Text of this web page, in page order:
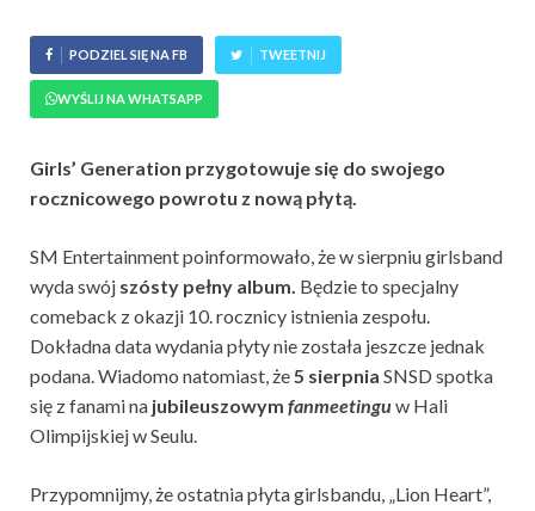
PODZIEL SIĘ NA FB TWEETNIJ
WYŚLIJ NA WHATSAPP
Girls’ Generation przygotowuje się do swojego
rocznicowego powrotu z nową płytą.
SM Entertainment poinformowało, że w sierpniu girlsband
wyda swój szósty pełny album. Będzie to specjalny
comeback z okazji 10. rocznicy istnienia zespołu.
Dokładna data wydania płyty nie została jeszcze jednak
podana. Wiadomo natomiast, że5 sierpnia SNSD spotka
się z fanami na jubileuszowym fanmeetinguw Hali
Olimpijskiej w Seulu.
Przypomnijmy, że ostatnia płyta girlsbandu, „Lion Heart”,